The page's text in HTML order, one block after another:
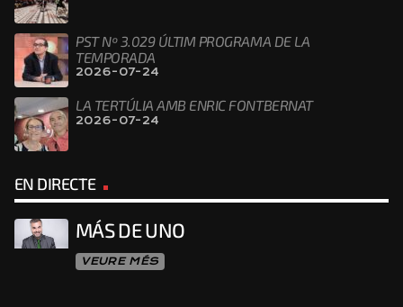
PST Nº 3.029 ÚLTIM PROGRAMA DE LA
TEMPORADA
2026-07-24
LA TERTÚLIA AMB ENRIC FONTBERNAT
2026-07-24
EN DIRECTE
MÁS DE UNO
VEURE MÉS